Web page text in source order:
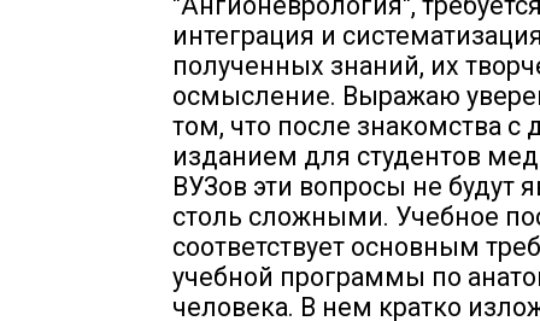
интеграция и
полученных знаний, их
осмысление. Выражаю
том, что после знакомства
изданием для студентов
ВУЗов эти вопросы не будут
столь сложными. Учебное
соответствует основным
учебной программы по
человека. В нем кратко